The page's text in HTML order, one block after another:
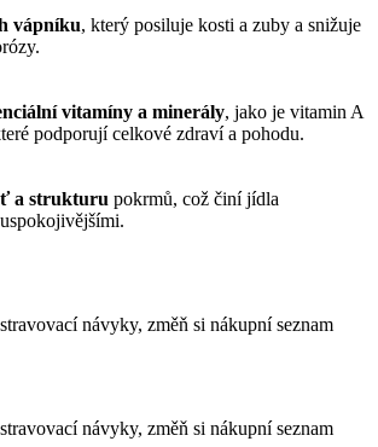
vápníku, který posiluje kosti a zuby a snižuje
vitamíny a minerály, jako je vitamin A
podporují celkové zdraví a pohodu.
a strukturu pokrmů, což činí jídla
návyky, změň si nákupní seznam
návyky, změň si nákupní seznam